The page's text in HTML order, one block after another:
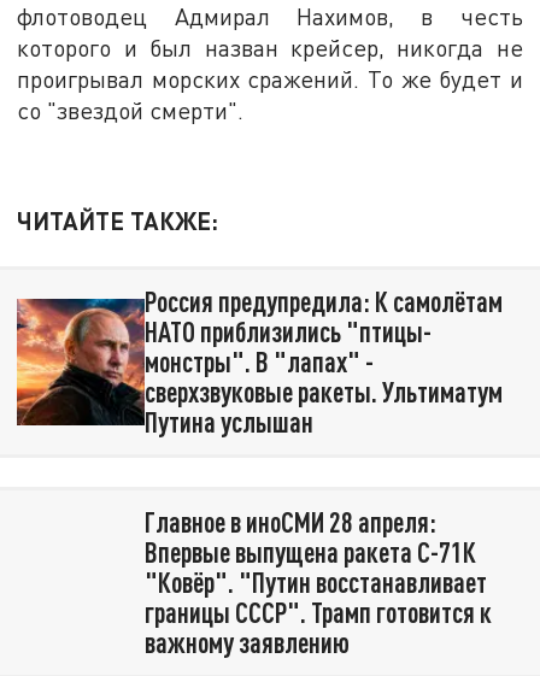
флотоводец Адмирал Нахимов, в честь
которого и был назван крейсер, никогда не
проигрывал морских сражений. То же будет и
со "звездой смерти".
ЧИТАЙТЕ ТАКЖЕ:
Россия предупредила: К самолётам
НАТО приблизились "птицы-
монстры". В "лапах" -
сверхзвуковые ракеты. Ультиматум
Путина услышан
Главное в иноСМИ 28 апреля:
Впервые выпущена ракета С-71К
"Ковёр". "Путин восстанавливает
границы СССР". Трамп готовится к
важному заявлению